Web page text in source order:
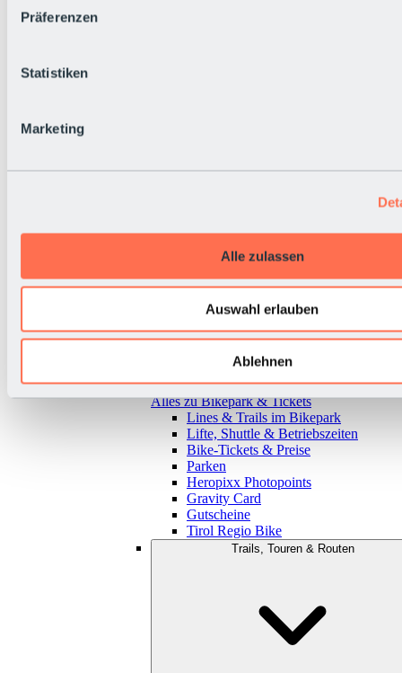
Präferenzen
Statistiken
Marketing
Alle zulassen
Auswahl erlauben
Ablehnen
Zurück
Alles zu Bikepark & Tickets
Lines & Trails im Bikepark
Lifte, Shuttle & Betriebszeiten
Bike-Tickets & Preise
Parken
Heropixx Photopoints
Gravity Card
Gutscheine
Tirol Regio Bike
Trails, Touren & Routen